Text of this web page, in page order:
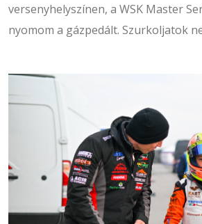
versenyhelyszínen, a WSK Master
nyomom a gázpedált. Szurkoljatok